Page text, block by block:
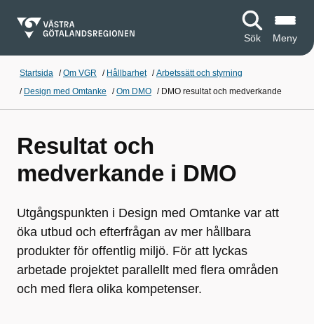
Sök Meny
Startsida /Om VGR / Hållbarhet /Arbetssätt och styrning
/ Design med Omtanke /Om DMO / DMO resultat och medverkande
Resultat och
medverkande i DMO
Utgångspunkten i Design med Omtanke var att
öka utbud och efterfrågan av mer hållbara
produkter för offentlig miljö. För att lyckas
arbetade projektet parallellt med flera områden
och med flera olika kompetenser.